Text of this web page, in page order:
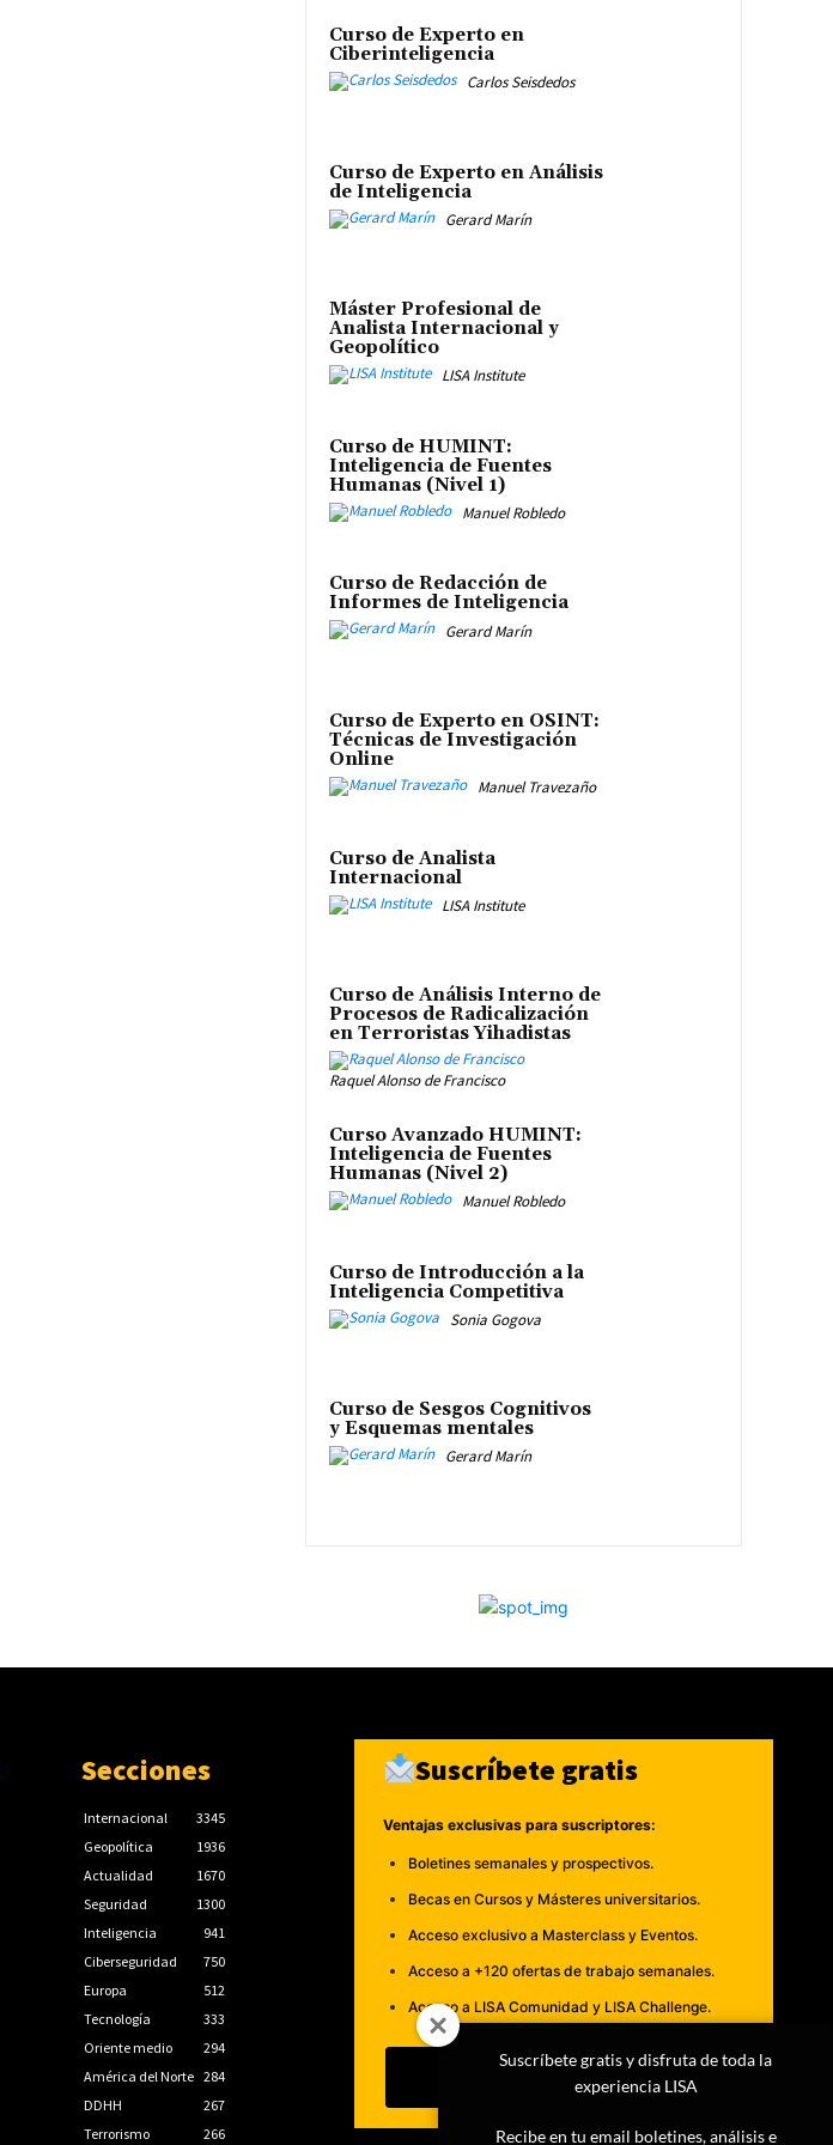
Curso de Experto en
Ciberinteligencia
Carlos Seisdedos
Curso de Experto en Análisis
de Inteligencia
Gerard Marín
Máster Profesional de
Analista Internacional y
Geopolítico
LISA Institute
Curso de HUMINT:
Inteligencia de Fuentes
Humanas (Nivel 1)
Manuel Robledo
Curso de Redacción de
Informes de Inteligencia
Gerard Marín
Curso de Experto en OSINT:
Técnicas de Investigación
Online
Manuel Travezaño
Curso de Analista
Internacional
LISA Institute
Curso de Análisis Interno de
Procesos de Radicalización
en Terroristas Yihadistas
Raquel Alonso de Francisco
Curso Avanzado HUMINT:
Inteligencia de Fuentes
Humanas (Nivel 2)
Manuel Robledo
Curso de Introducción a la
Inteligencia Competitiva
Sonia Gogova
Curso de Sesgos Cognitivos
y Esquemas mentales
Gerard Marín
Secciones
Internacional
3345
Geopolítica
1936
Actualidad
1670
Seguridad
1300
Inteligencia
941
Ciberseguridad
750
Europa
512
Tecnología
333
Oriente medio
294
América del Norte 284
DDHH
267
Terrorismo
266
Suscríbete gratis
Ventajas exclusivas para suscriptores:
Boletines semanales y prospectivos.
Becas en Cursos y Másteres universitarios.
Acceso exclusivo a Masterclass y Eventos.
Acceso a +120 ofertas de trabajo semanales.
Acceso a LISA Comunidad y LISA Challenge.
Suscribirme
Suscríbete gratis y disfruta de toda la
experiencia LISA
Recibe en tu email boletines, análisis e